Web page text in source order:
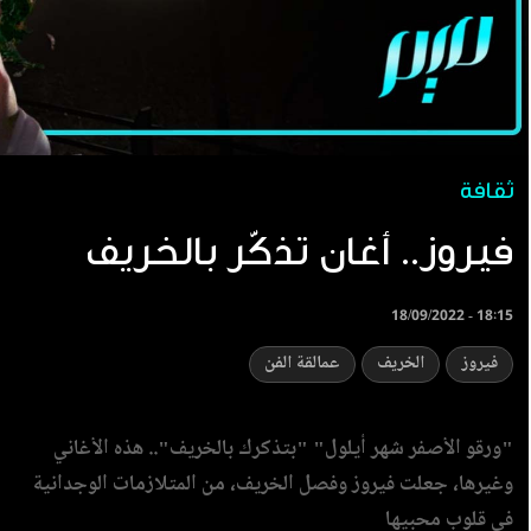
ثقافة
18/09/2022 - 18:15
فيروز الخريف عمالقة الفن
"ورقو الأصفر شهر أيلول" "بتذكرك بالخريف".. هذه الأغاني
وغيرها، جعلت فيروز وفصل الخريف، من المتلازمات الوجدانية
في قلوب محبيها